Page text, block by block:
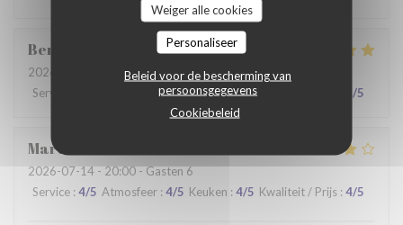
Weiger alle cookies
Personaliseer
Beleid voor de bescherming van
persoonsgegevens
Cookiebeleid
Benjamin
2026-07-19
- 12:30 - Gasten 2
Service
:5/5 Keuken:5/5 /5
Martine
2026-07-14- 20:00 - Gasten 6
Service : 4/5 Atmosfeer : 4/5 Keuken : 4/5 Kwaliteit / Prijs : 4/5